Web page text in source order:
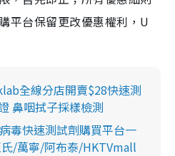
平台保留更改優惠權利，U
全線分店開賣$28快速測
鼻咽拭子採樣檢測
毒快速測試劑購買平台一
/萬寧/阿布泰/HKTVmall